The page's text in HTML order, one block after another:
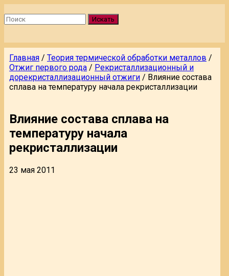
Искать
Главная / Теория термической обработки металлов /
Отжиг первого рода / Рекристаллизационный и
дорекристаллизационный отжиги / Влияние состава
сплава на температуру начала рекристаллизации
Влияние состава сплава на
температуру начала
рекристаллизации
23 мая 2011